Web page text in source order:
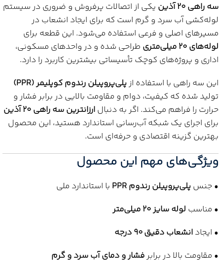
سه راهی 20 آذین
یکی از اتصالات پرفروش و ضروری در سیستم
لوله‌کشی آب سرد و گرم است که برای ایجاد انشعاب در
مسیرهای اصلی و فرعی استفاده می‌شود. این قطعه برای
لوله‌های 20 میلی‌متری
طراحی شده و در واحدهای مسکونی،
اداری و پروژه‌های کوچک تأسیساتی بیشترین کاربرد را دارد.
این سه راهی با استفاده از پلی‌پروپیلن رندوم کوپلیمر (PPR)
تولید شده که کیفیت، دوام و مقاومت بالایی در برابر فشار و
حرارت را فراهم می‌کند. اگر به دنبالارزانترین سه راهی 20 آذین
برای اجرای یک شبکه آب‌رسانی استاندارد هستید، این محصول
بهترین گزینه اقتصادی و حرفه‌ای است.
ویژگی‌های مهم این محصول
• جنس پلی‌پروپیلن رندوم PPR
با استاندارد ملی
• مناسب لوله سایز 20 میلی‌متر
• ایجادانشعاب دقیق 90 درجه
• مقاومت بالا در برابرفشار و دمای آب سرد و گرم